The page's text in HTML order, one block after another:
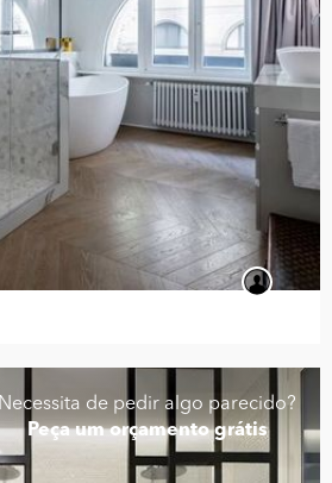
Necessita de pedir algo parecido?
Peça um orçamento grátis